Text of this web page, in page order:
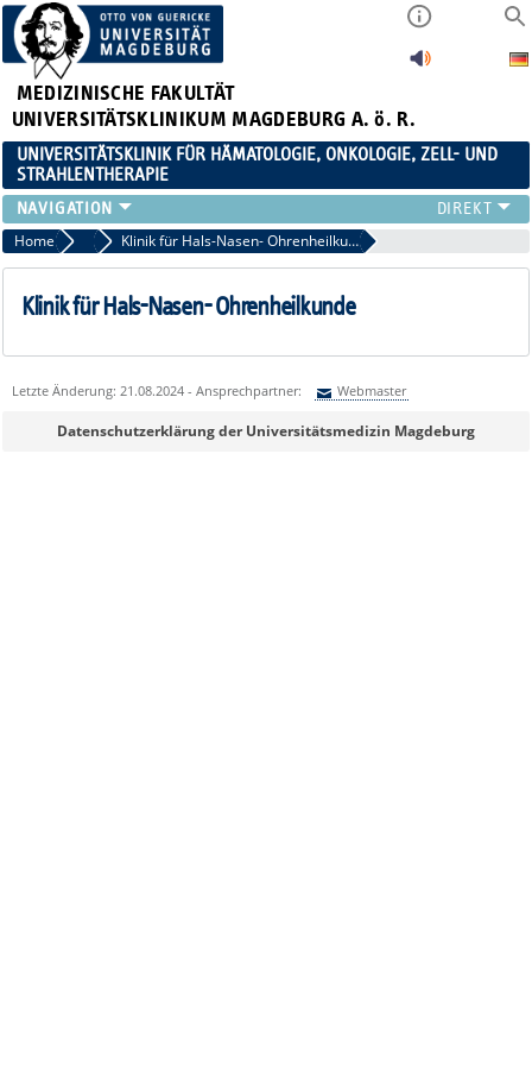
MEDIZINISCHE FAKULTÄT
UNIVERSITÄTSKLINIKUM MAGDEBURG A. ö. R.
UNIVERSITÄTSKLINIK FÜR HÄMATOLOGIE, ONKOLOGIE, ZELL- UND
STRAHLENTHERAPIE
KLINIK
TEAM
FORSCHUNG
STUDIEN
LEHRE
Home Kooperationspartner Klinik für Hals-Nasen- Ohrenheilkunde
Klinik für Hals-Nasen- Ohrenheilkunde
Letzte Änderung: 21.08.2024 - Ansprechpartner: Webmaster
Sie können eine Nachricht versenden an:Webmaster
Datenschutzerklärung der Universitätsmedizin Magdeburg